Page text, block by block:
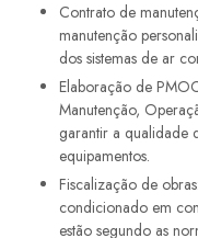
Contrato de manutenção preventiva: a Empire oferece planos de
manutenção
dos sistemas de ar
Elaboração de PMOC: a empresa desenvolve o Plano de
Manutenção,
garantir a qualidade
equipamentos.
Fiscalização de obras: a Empire realiza a fiscalização de ar
condicionado em
estão segundo as